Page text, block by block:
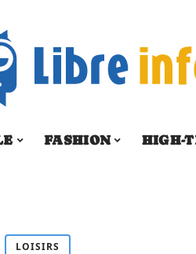
FASHION HIGH-
LOISIRS